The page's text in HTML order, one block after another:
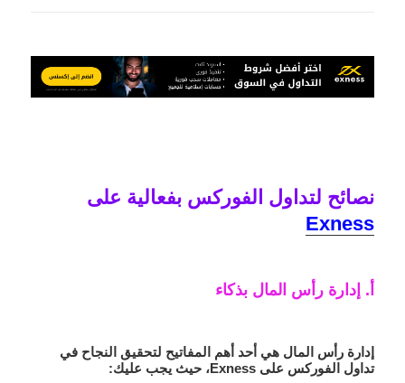
نصائح لتداول الفوركس بفعالية على
Exness
أ. إدارة رأس المال بذكاء
إدارة رأس المال هي أحد أهم المفاتيح لتحقيق النجاح في
تداول الفوركس على Exness
، حيث يجب عليك: